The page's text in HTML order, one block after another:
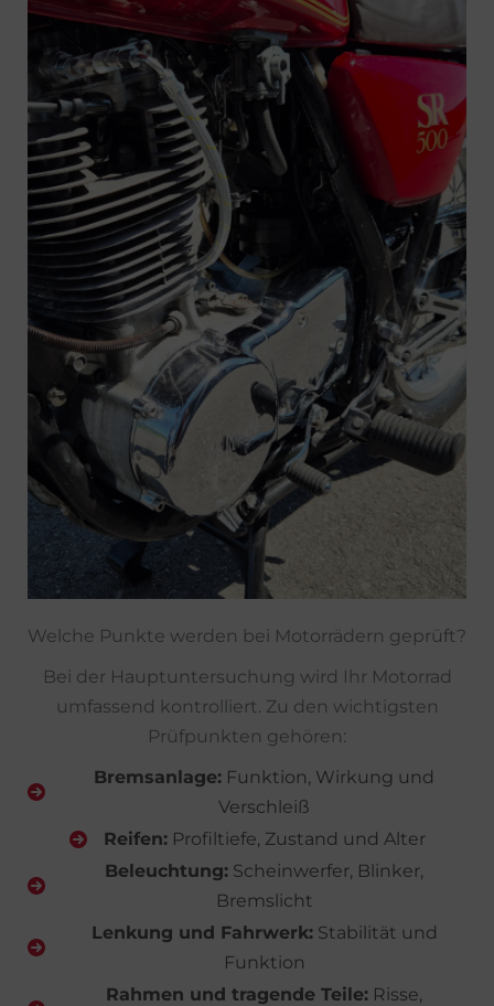
Welche Punkte werden bei Motorrädern geprüft?
Bei der Hauptuntersuchung wird Ihr Motorrad
umfassend kontrolliert. Zu den wichtigsten
Prüfpunkten gehören:
Bremsanlage: Funktion, Wirkung und
Verschleiß
Reifen:Profiltiefe, Zustand und Alter
Beleuchtung: Scheinwerfer, Blinker,
Bremslicht
Lenkung und Fahrwerk:Stabilität und
Funktion
Rahmen und tragende Teile: Risse,